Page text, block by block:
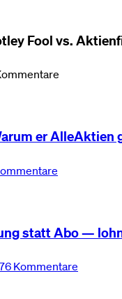
Fool vs.
er AlleAktien
statt Abo —
Kommentare